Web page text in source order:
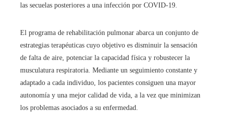
las secuelas posteriores a una infección por COVID-19.
El programa de rehabilitación pulmonar abarca un conjunto de
estrategias terapéuticas cuyo objetivo es disminuir la sensación
de falta de aire, potenciar la capacidad física y robustecer la
musculatura respiratoria. Mediante un seguimiento constante y
adaptado a cada individuo, los pacientes consiguen una mayor
autonomía y una mejor calidad de vida, a la vez que minimizan
los problemas asociados a su enfermedad.